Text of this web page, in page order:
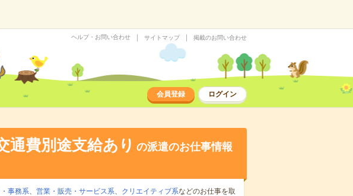
ヘルプ・お問い合わせ サイトマップ 掲載のお問い合わせ
会員登録 ログイン
通費別途支給あり の派遣のお仕事情報
事務系、 営業・販売・サービス系、 クリエイティブ系などのお仕事を取